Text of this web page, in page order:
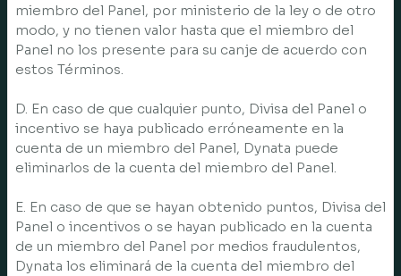
miembro del Panel, por ministerio de la ley o de otro
modo, y no tienen valor hasta que el miembro del
Panel no los presente para su canje de acuerdo con
estos Términos.
D. En caso de que cualquier punto, Divisa del Panel o
incentivo se haya publicado erróneamente en la
cuenta de un miembro del Panel, Dynata puede
eliminarlos de la cuenta del miembro del Panel.
E. En caso de que se hayan obtenido puntos, Divisa del
Panel o incentivos o se hayan publicado en la cuenta
de un miembro del Panel por medios fraudulentos,
Dynata los eliminará de la cuenta del miembro del